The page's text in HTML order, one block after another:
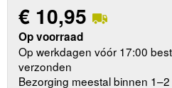
€ 10,95
Op voorraad
Op werkdagen vóór 17:00
verzonden
Bezorging meestal binnen